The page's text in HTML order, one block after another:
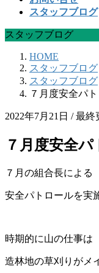
スタッフブログ
スタッフブログ
HOME
スタッフブログ
スタッフブログ
７月度安全パ
2022年7月21日 / 最終
７月度安全
７月の組合長による
安全パトロールを実
時期的に山の仕事は
造林地の草刈りがメ